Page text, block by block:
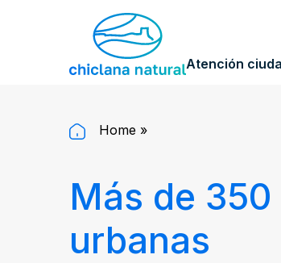
Atención
Home »
Más de
urbanas